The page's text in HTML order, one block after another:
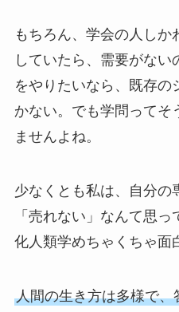
もちろん、学会の人しか
していたら、需要がな
をやりたいなら、既存の
かない。でも学問ってそ
ませんよね。
少なくとも私は、自分の
「売れない」なんて思
化人類学めちゃくちゃ面
人間の生き方は多様で